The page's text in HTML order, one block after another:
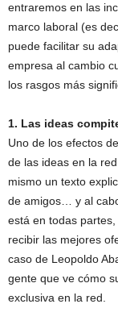
entraremos en las
marco laboral (es
puede facilitar su
empresa al cambio
los rasgos más
1. Las ideas
Uno de los efectos
de las ideas en la
mismo un texto
de amigos… y al
está en todas
recibir las mejores
caso de Leopoldo
gente que ve cómo
exclusiva en la red.